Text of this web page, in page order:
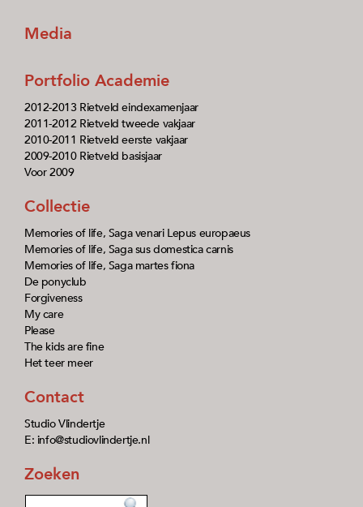
Media
Portfolio Academie
2012-2013 Rietveld eindexamenjaar
2011-2012 Rietveld tweede vakjaar
2010-2011 Rietveld eerste vakjaar
2009-2010 Rietveld basisjaar
Voor 2009
Collectie
Memories of life, Saga venari Lepus europaeus
Memories of life, Saga sus domestica carnis
Memories of life, Saga martes fiona
De ponyclub
Forgiveness
My care
Please
The kids are fine
Het teer meer
Contact
Studio Vlindertje
E: info@studiovlindertje.nl
Zoeken